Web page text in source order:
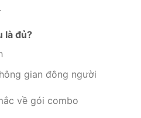
là đủ?
gian đông người
về gói combo